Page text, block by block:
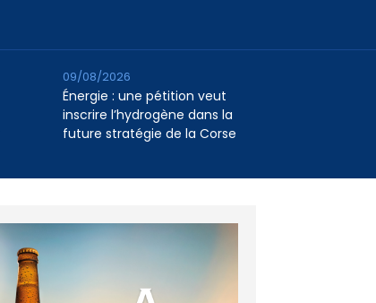
Énergie : une pétition veut
inscrire l’hydrogène dans la
future stratégie de la Corse
09/08/2026